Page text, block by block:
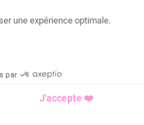
une expérience optimale.
par
J'accepte ❤️